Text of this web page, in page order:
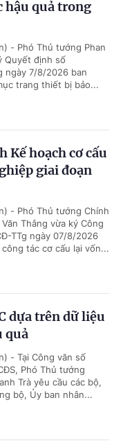
hậu quả trong
- Phó Thủ tướng Phan
Quyết định số
ngày 7/8/2026 ban
trang thiết bị bảo...
Kế hoạch cơ cấu
giai đoạn
- Phó Thủ tướng Chính
Thắng vừa ký Công
TTg ngày 07/8/2026
tác cơ cấu lại vốn...
dựa trên dữ liệu
quả
- Tại Công văn số
Phó Thủ tướng
Trà yêu cầu các bộ,
bộ, Ủy ban nhân...